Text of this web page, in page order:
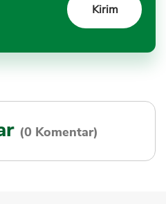
(0 Komentar)